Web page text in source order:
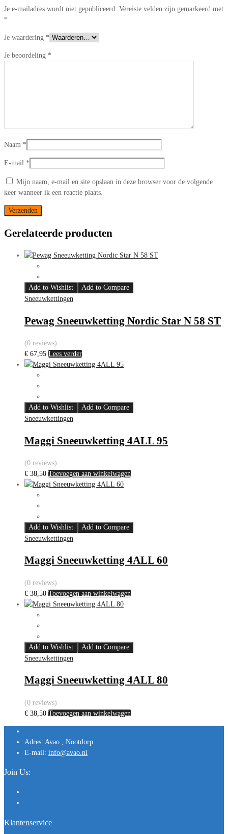
Je e-mailadres wordt niet gepubliceerd. Vereiste velden zijn gemarkeerd met
*
Je waardering *
Je beoordeling *
Naam *
E-mail *
Mijn naam, e-mail en site opslaan in deze browser voor de volgende
keer wanneer ik een reactie plaats.
Gerelateerde producten
Add to Wishlist
Add to Compare
Sneeuwkettingen
Pewag Sneeuwketting Nordic Star N 58 ST
(0 reviews)
€ 67,95 Lees verder
Add to Wishlist
Add to Compare
Sneeuwkettingen
Maggi Sneeuwketting 4ALL 95
(0 reviews)
€ 38,50 Toevoegen aan winkelwagen
Add to Wishlist
Add to Compare
Sneeuwkettingen
Maggi Sneeuwketting 4ALL 60
(0 reviews)
€ 38,50 Toevoegen aan winkelwagen
Add to Wishlist
Add to Compare
Sneeuwkettingen
Maggi Sneeuwketting 4ALL 80
(0 reviews)
€ 38,50 Toevoegen aan winkelwagen
Adres: Avao , Nootdorp
E-mail: info@avao.nl
Join Us:
Klantenservice